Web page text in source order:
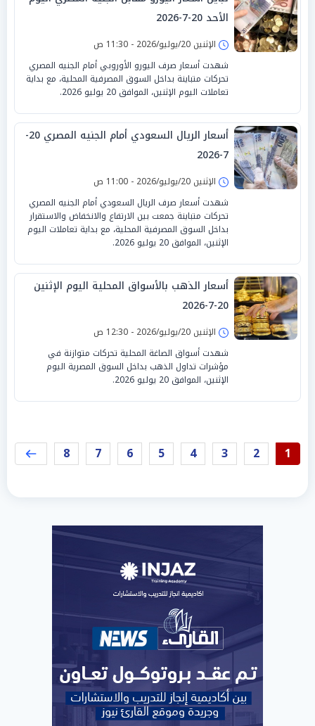
الأحد 20-7-2026
الإثنين 20/يوليو/2026 - 11:30 ص
شهدت أسعار صرف اليورو الأوروبي أمام الجنيه المصري
تحركات متباينة بداخل السوق المصرفية المحلية، مع بداية
تعاملات اليوم الإثنين، الموافق 20 يوليو 2026.
أسعار الريال السعودي أمام الجنيه المصري 20-
7-2026
الإثنين 20/يوليو/2026 - 11:00 ص
شهدت أسعار صرف الريال السعودي أمام الجنيه المصري
تحركات متباينة جمعت بين الارتفاع والانخفاض والاستقرار
بداخل السوق المصرفية المحلية، مع بداية تعاملات اليوم
الإثنين، الموافق 20 يوليو 2026.
أسعار الذهب بالأسواق المحلية اليوم الإثنين
20-7-2026
الإثنين 20/يوليو/2026 - 12:30 ص
شهدت أسواق الصاغة المحلية تحركات متوازنة في
مؤشرات تداول الذهب بداخل السوق المصرية اليوم
الإثنين، الموافق 20 يوليو 2026.
1
2
3
4
5
6
7
8